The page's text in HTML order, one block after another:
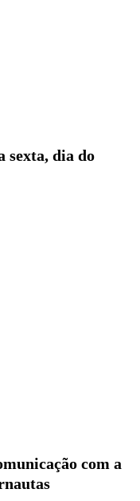
sexta, dia do
com a